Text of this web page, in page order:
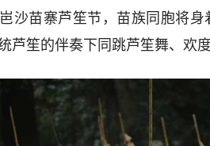
沙苗寨芦笙节，苗族同胞将身
芦笙的伴奏下同跳芦笙舞、欢度